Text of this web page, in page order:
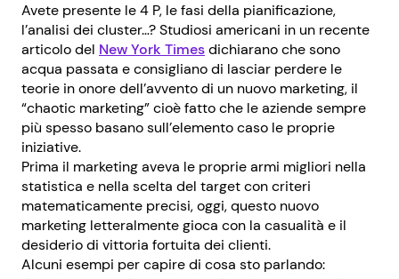
Avete presente le 4 P, le fasi della pianificazione,
l’analisi dei cluster…? Studiosi americani in un recente
articolo del New York Timesdichiarano che sono
acqua passata e consigliano di lasciar perdere le
teorie in onore dell’avvento di un nuovo marketing, il
“chaotic marketing” cioè fatto che le aziende sempre
più spesso basano sull’elemento caso le proprie
iniziative.
Prima il marketing aveva le proprie armi migliori nella
statistica e nella scelta del target con criteri
matematicamente precisi, oggi, questo nuovo
marketing letteralmente gioca con la casualità e il
desiderio di vittoria fortuita dei clienti.
Alcuni esempi per capire di cosa sto parlando: